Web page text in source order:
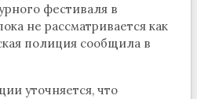
фестиваля в
не рассматривается как
полиция сообщила в
уточняется, что